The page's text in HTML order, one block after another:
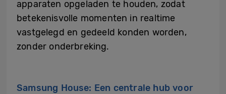
apparaten opgeladen te houden, zodat
betekenisvolle momenten in realtime
vastgelegd en gedeeld konden worden,
zonder onderbreking.
Samsung House: Een centrale hub voor